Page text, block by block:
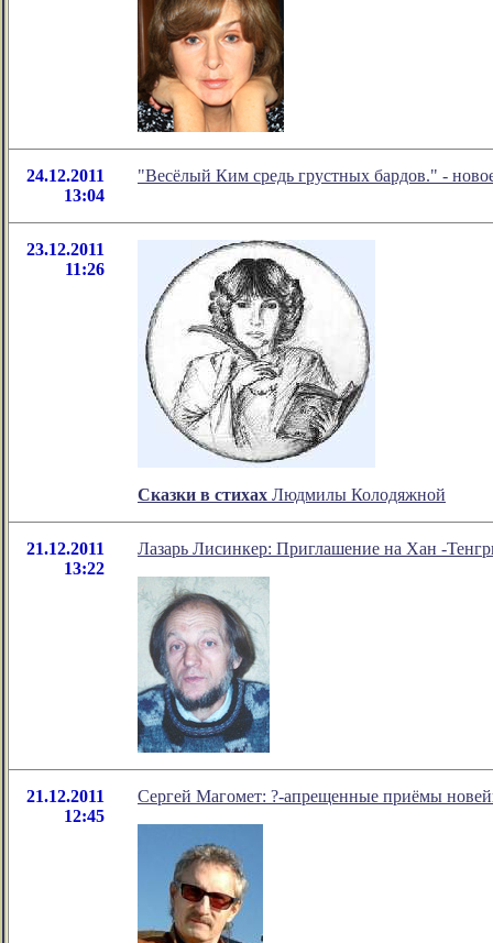
24.12.2011
13:04
"Весёлый Ким средь грустных бардов." -
23.12.2011
11:26
Сказки в стихах Людмилы Колодяжной
21.12.2011
13:22
Лазарь Лисинкер: Приглашение на Хан -
21.12.2011
12:45
Сергей Магомет: ?-апрещенные приёмы